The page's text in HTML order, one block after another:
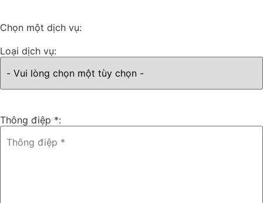
Chọn một dịch vụ:
Loại dịch vụ:
Thông điệp *: